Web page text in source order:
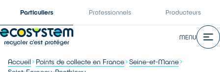
Particuliers Professionnels Producteurs
MENU
Accueil Points de collecte en France Seine-et-Marne